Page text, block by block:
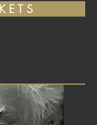
E T S